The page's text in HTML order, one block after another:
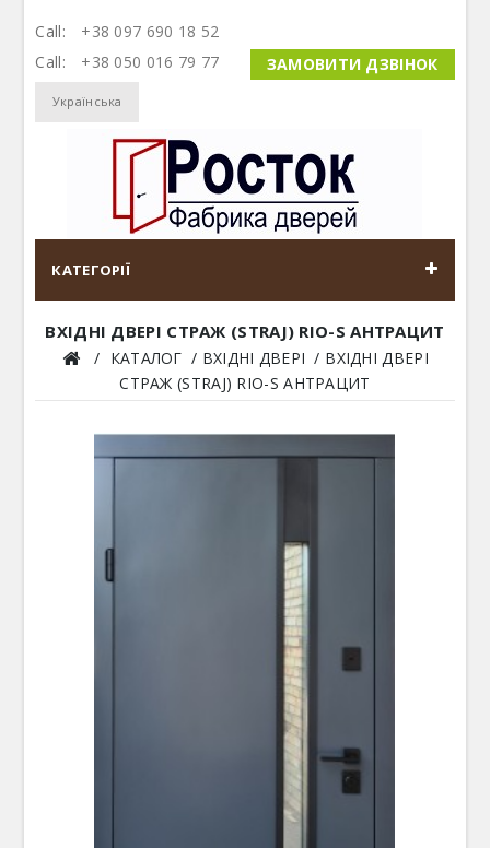
Українська
Call: +38 050 016 79 77
Call:
+38 097 690 18 52
ЗАМОВИТИ ДЗВІНОК
КАТЕГОРІЇ
ВХІДНІ ДВЕРІ СТРАЖ (STRAJ) RIO-S АНТРАЦИТ
КАТАЛОГ ВХІДНІ ДВЕРІ
ВХІДНІ ДВЕРІ
СТРАЖ (STRAJ) RIO-S АНТРАЦИТ